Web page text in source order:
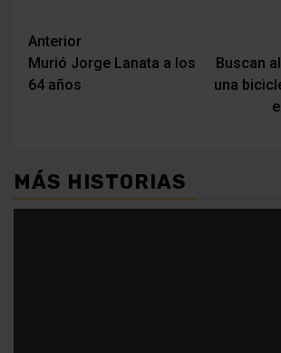
Navegación
de
Anterior
Murió Jorge Lanata a los
64 años
Buscan
una
MÁS HISTORIAS